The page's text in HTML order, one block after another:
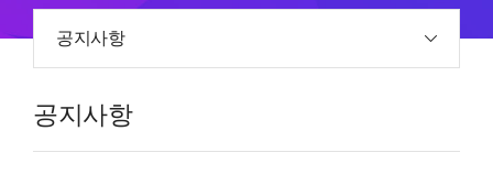
공지사항
공지사항